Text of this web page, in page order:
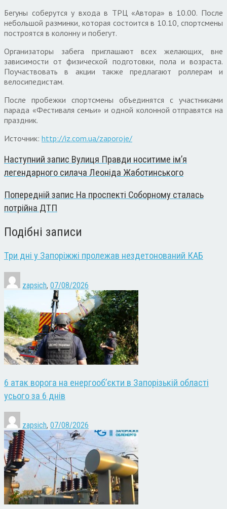
Бегуны соберутся у входа в ТРЦ «Автора» в 10.00. После
небольшой разминки, которая состоится в 10.10, спортсмены
построятся в колонну и побегут.
Организаторы забега приглашают всех желающих, вне
зависимости от физической подготовки, пола и возраста.
Поучаствовать в акции также предлагают роллерам и
велосипедистам.
После пробежки спортсмены объединятся с участниками
парада «Фестиваля семьи» и одной колонной отправятся на
праздник.
Источник: http://iz.com.ua/zaporoje/
Наступний запис Вулиця Правди носитиме ім’я
легендарного силача Леоніда Жаботинського
Попередній запис На проспекті Соборному сталась
потрійна ДТП
Подібні записи
Три дні у Запоріжжі пролежав нездетонований КАБ
zapsich, 07/08/2026
6 атак ворога на енергооб’єкти в Запорізькій області
усього за 6 днів
zapsich, 07/08/2026